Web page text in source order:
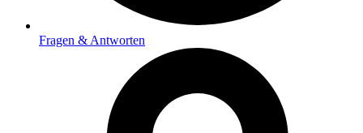
Fragen & Antworten